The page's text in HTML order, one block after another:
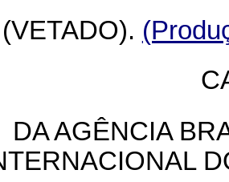
DA AGÊNCIA